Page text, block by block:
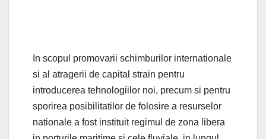
In scopul promovarii schimburilor internationale
si al atragerii de capital strain pentru
introducerea tehnologiilor noi, precum si pentru
sporirea posibilitatilor de folosire a resurselor
nationale a fost instituit regimul de zona libera